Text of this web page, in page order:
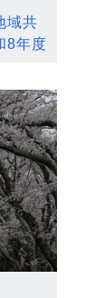
域共
8年度